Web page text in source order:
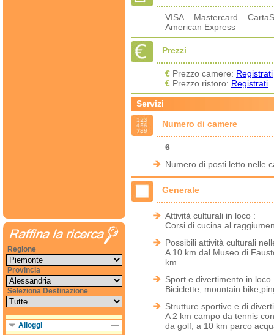
VISA Mastercard
American Express
Prezzi
€ Prezzo camere: Registrati
€ Prezzo ristoro: Registrati
Servizi
Numero di camere
6
Numero di posti letto nelle
Generale
Attività culturali in loco :
Corsi di cucina al
Possibili attività culturali
A 10 km dal Museo di
km.
Sport e divertimento in loco
Biciclette, mountain
Strutture sportive e di
A 2 km campo da tennis
da golf, a 10 km parco
Regione
Provincia
Seleziona Destinazione
Alloggi